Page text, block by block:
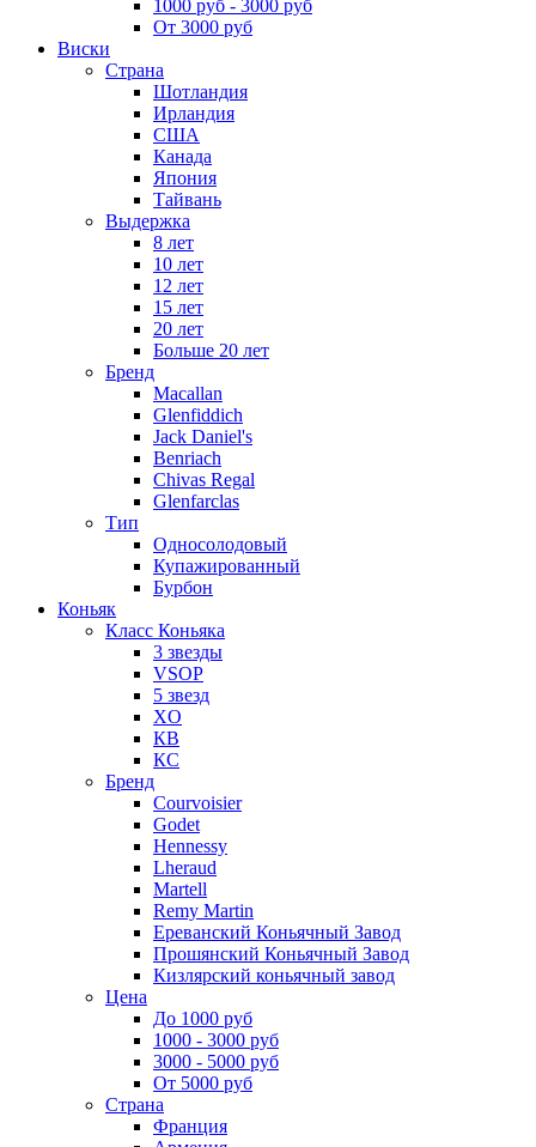
1000 руб - 3000 руб
От 3000 руб
Виски
Страна
Шотландия
Ирландия
США
Канада
Япония
Тайвань
Выдержка
8 лет
10 лет
12 лет
15 лет
20 лет
Больше 20 лет
Бренд
Macallan
Glenfiddich
Jack Daniel's
Benriach
Chivas Regal
Glenfarclas
Тип
Односолодовый
Купажированный
Бурбон
Коньяк
Класс Коньяка
3 звезды
VSOP
5 звезд
XO
КВ
КС
Бренд
Courvoisier
Godet
Hennessy
Lheraud
Martell
Remy Martin
Ереванский Коньячный Завод
Прошянский Коньячный Завод
Кизлярский коньячный завод
Цена
До 1000 руб
1000 - 3000 руб
3000 - 5000 руб
От 5000 руб
Страна
Франция